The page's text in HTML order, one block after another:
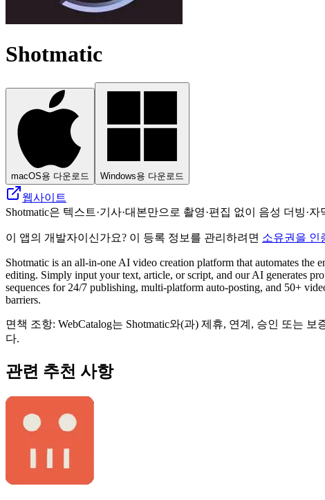
Shotmatic
macOS용 다운로드 Windows용 다운로드
웹사이트
Shotmatic은 텍스트·기사·대본만으로 촬영·편집 없이 음성 더빙·
이 앱의 개발자이신가요? 이 등록 정보를 관리하려면 소유권을 인
Shotmatic is an all-in-one AI video creation platform that automates
editing. Simply input your text, article, or script, and our AI generates
sequences for 24/7 publishing, multi-platform auto-posting, and 50+
barriers.
면책 조항: WebCatalog는 Shotmatic와(과) 제휴, 연계, 승인 또는
다.
관련 추천 사항